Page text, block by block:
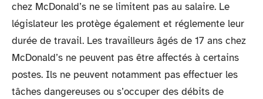
chez McDonald’s ne se limitent pas au salaire. Le
législateur les protège également et réglemente leur
durée de travail. Les travailleurs âgés de 17 ans chez
McDonald’s ne peuvent pas être affectés à certains
postes. Ils ne peuvent notamment pas effectuer les
tâches dangereuses ou s’occuper des débits de